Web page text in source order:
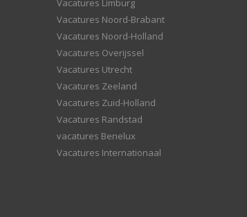
Vacatures Limburg
Vacatures Noord-Brabant
Vacatures Noord-Holland
Vacatures Overijssel
Vacatures Utrecht
Vacatures Zeeland
Vacatures Zuid-Holland
Vacatures Randstad
vacatures Benelux
Vacatures Internationaal